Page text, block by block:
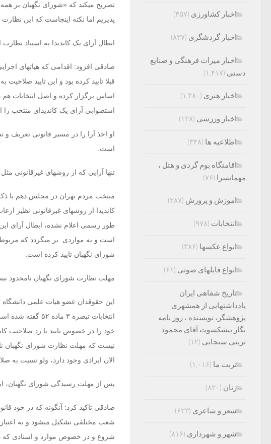
تصریح میکند که «شورای نگهبان بر
پذیریم اما نکته اینجاست که این
ابطال آرای یک کاندیدا به استناد نظارت
صادقی افزود: اقدامی که هیاتهای
قبلا تایید کرده بود و این تایید
اساس برگزار کرده و اصل انتخابات هم
استصوابی آرای یک کاندیدای منتخب را
او اخذ آرا را در مسیر قانونی تعریف و
است.
تنها آرایی که از روشهای غیرقانونی
منتخب مردم تهران در مجلس دهم با
کاندیدا از روشهای غیرقانونی نظیر
طور رسمی اعلام نشده، ابطال آرای این
است و به مواردی بر میگردد که
شورای نگهبان تایید کرده است.
مهلت نظارت شورای نگهبان نامحدود
این حقوقدان عضو هیات علمی
انتخابات تبصره
خود را در خصوص تایید یا رد صلاحیت
نیست که مهلت نظارت شورای نگهبان
الان ایرادی وجود دارد، ولو نسبت به
پس از مهلت رسیدگی شورای نگهبان،
شعب مختلفی تشکیل میشود و به
شروع و در خصوص موارد و اسنادی که
اخبار کشاورزی (۴۵۷)
اخبار گردشگری (۸۳۷)
اخبار میراث فرهنگی و صنایع
دستی (۱,۴۱۷)
اخبار هنری (۱,۴۸۰)
اخبار ورزشی (۱۲۸)
اطلاعیه ها (۳۴۸)
اقامتگاه بوم گردی و هتل ،
مهمانسرا (۷۶)
اموزش و پرورش (۲۸۷)
انتخابات (۹۷۸)
انواع عکسها (۳۸۶)
انواع فایلهای صوتی (۶۱)
تاریخ شفاهی ایران
یادداشتهایی از همشهری
پژوهشگر، نویسنده ، روز نامه
نگار پیشکسوت آقای محمود
تربتی سنجابی (۱۲)
تربت ما (۱,۰۱۶)
زنان (۸۲۰)
شعر و شاعری (۶۲۳)
شهر و شهرداری (۸۱۶)